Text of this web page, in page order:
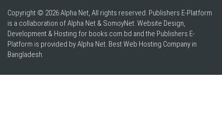
Copyright © 2026 Alpha Net, All rights reserved. Publishers E-Platform
is a collaboration of Alpha Net & SomoyNet. Website Design,
Development & Hosting for books.com.bd and the Publishers E-
Platform is provided by Alpha Net. BestWeb Hosting Company in
Bangladesh.